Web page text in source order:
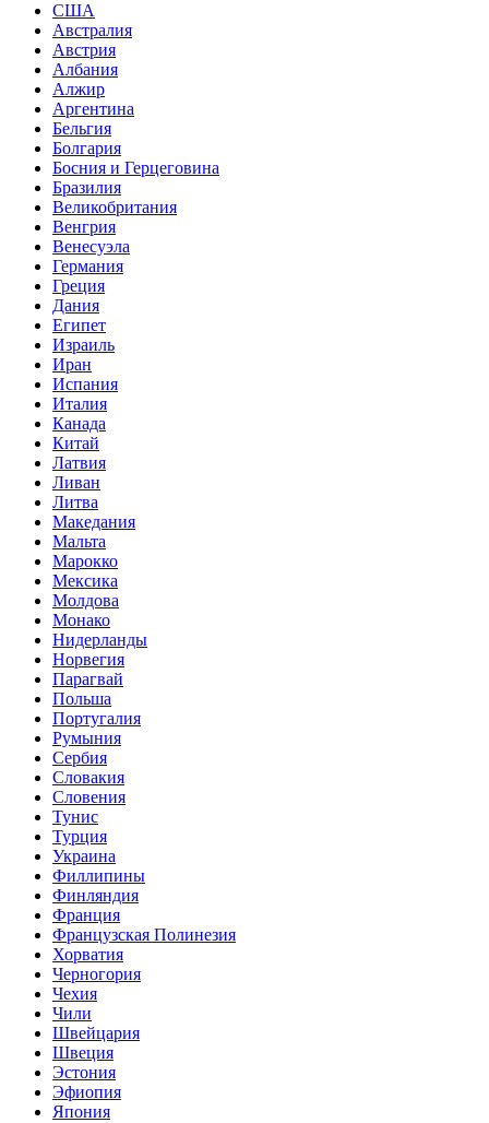
США
Австралия
Австрия
Албания
Алжир
Аргентина
Бельгия
Болгария
Босния и Герцеговина
Бразилия
Великобритания
Венгрия
Венесуэла
Германия
Греция
Дания
Египет
Израиль
Иран
Испания
Италия
Канада
Китай
Латвия
Ливан
Литва
Македания
Мальта
Марокко
Мексика
Молдова
Монако
Нидерланды
Норвегия
Парагвай
Польша
Португалия
Румыния
Сербия
Словакия
Словения
Тунис
Турция
Украина
Филлипины
Финляндия
Франция
Французская Полинезия
Хорватия
Черногория
Чехия
Чили
Швейцария
Швеция
Эстония
Эфиопия
Япония